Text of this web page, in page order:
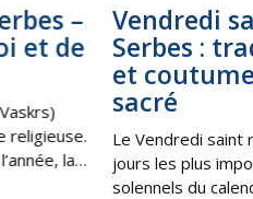
–
et de
religieuse.
la
Vendredi
Serbes :
et
sacré
Le Vendredi saint
jours les plus
solennels du